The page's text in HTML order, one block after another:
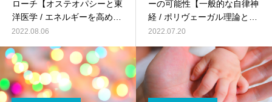
ローチ【オステオパシーと東
洋医学 / エネルギーを高める
ツボへの施術 / ツボを利用し
2022.08.06
ーの可能性【一般的な自律神
経 / ポリヴェーガル理論と
は？ / ポリヴェーガル理論と
2022.07.20